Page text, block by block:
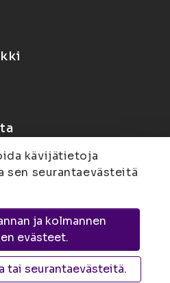
6, 80100 Joensuu |
15, PL 1627, 70211
kävijätietoja
sen seurantaevästeitä
ja kolmannen
evästeet.
tai seurantaevästeitä.